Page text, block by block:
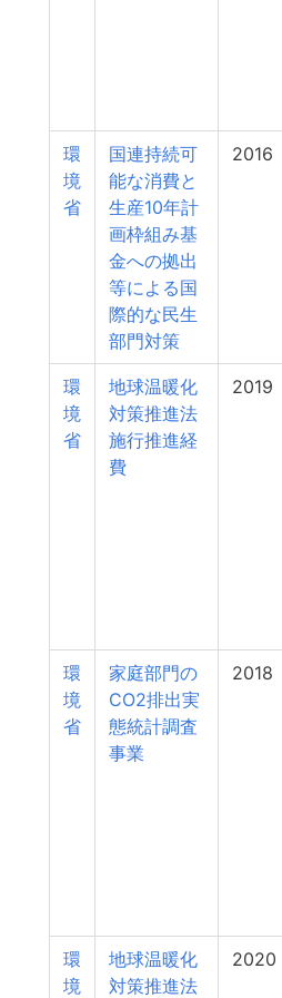
環
境
省
国連持続可
能な消費と
生産10年計
画枠組み基
金への拠出
等による国
際的な民生
部門対策
2016
環
境
省
地球温暖化
対策推進法
施行推進経
費
2019
環
境
省
家庭部門の
CO2排出実
態統計調査
事業
2018
環
境
地球温暖化
対策推進法
2020